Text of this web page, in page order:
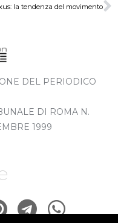
la tendenza del movimento
DEL PERIODICO
DI ROMA N.
1999